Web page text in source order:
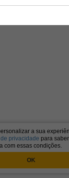
a sua
privacidade para
com essas condições.
OK